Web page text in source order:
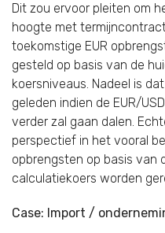
Dit zou ervoor pleiten om
hoogte met
toekomstige EUR
gesteld op basis van de
koersniveaus. Nadeel is
geleden indien de EUR/
verder zal gaan dalen.
perspectief in het vooral
opbrengsten op basis van
calculatiekoers worden
Case: Import /